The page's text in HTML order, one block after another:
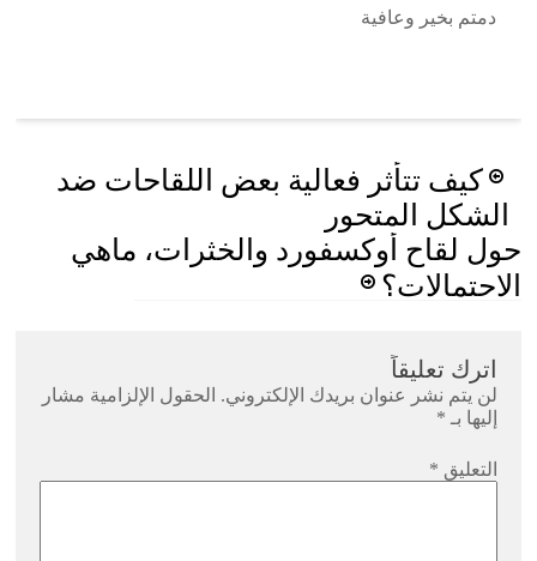
دمتم بخير وعافية
Post
navigation
كيف تتأثر فعالية بعض اللقاحات ضد
الشكل المتحور
حول لقاح أوكسفورد والخثرات، ماهي
الاحتمالات؟
اترك تعليقاً
لن يتم نشر عنوان بريدك الإلكتروني. الحقول الإلزامية مشار
إليها بـ *
التعليق *